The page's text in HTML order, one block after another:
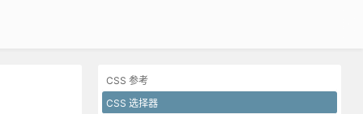
CSS 参考
CSS 选择器